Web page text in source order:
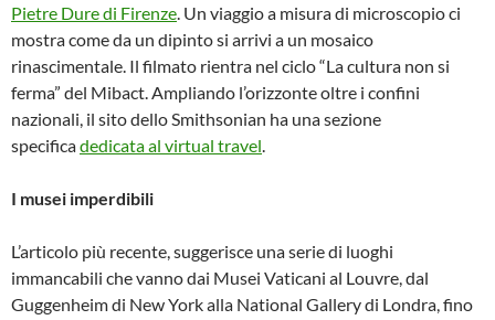
Pietre Dure di Firenze. Un viaggio a misura di microscopio ci
mostra come da un dipinto si arrivi a un mosaico
rinascimentale. Il filmato rientra nel ciclo “La cultura non si
ferma” del Mibact. Ampliando l’orizzonte oltre i confini
nazionali, il sito dello Smithsonian ha una sezione
specificadedicata al virtual travel.
I musei imperdibili
L’articolo più recente, suggerisce una serie di luoghi
immancabili che vanno dai Musei Vaticani al Louvre, dal
Guggenheim di New York alla National Gallery di Londra, fino